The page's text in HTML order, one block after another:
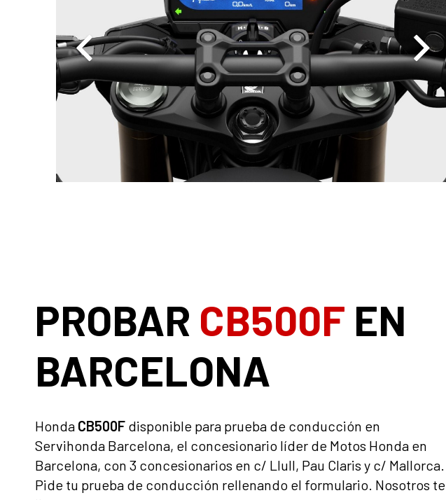
PROBAR CB500F EN
BARCELONA
Honda CB500F disponible para prueba de conducción en
Servihonda Barcelona, ​​el concesionario líder de Motos Honda en
Barcelona, ​​con 3 concesionarios en c/ Llull, Pau Claris y c/ Mallorca.
Pide tu prueba de conducción rellenando el formulario. Nosotros te